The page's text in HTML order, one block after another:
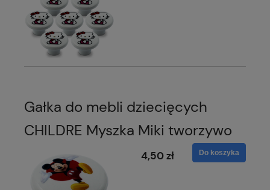
Gałka do mebli dziecięcych
CHILDRE Myszka Miki tworzywo
4,50 zł Do koszyka